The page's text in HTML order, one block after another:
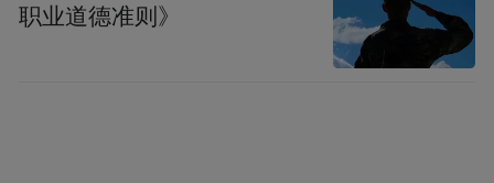
职业道德准则》